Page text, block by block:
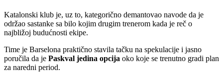
Katalonski klub je, uz to, kategorično demantovao navode da je
održao sastanke sa bilo kojim drugim trenerom kada je reč o
najbližoj budućnosti ekipe.
Time je Barselona praktično stavila tačku na spekulacije i jasno
poručila da je Paskval jedina opcija oko koje se trenutno gradi plan
za naredni period.